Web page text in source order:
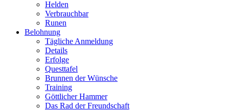
Helden
Verbrauchbar
Runen
Belohnung
Tägliche Anmeldung
Details
Erfolge
Questtafel
Brunnen der Wünsche
Training
Göttlicher Hammer
Das Rad der Freundschaft